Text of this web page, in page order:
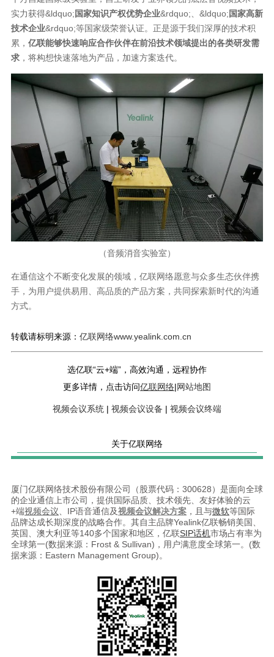
实力获得&ldquo;国家知识产权优势企业&rdquo;、&ldquo;国家高新
技术企业&rdquo;等国家级荣誉认证。正是源于我们深厚的技术积
累， 亿联能够快速响应合作伙伴在前沿技术领域提出的各类研发需
求 ，将构想快速落地为产品，加速方案迭代。
（音频消音实验室）
在通信这个不断变化发展的领域，亿联网络愿意与众多生态伙伴携
手，为用户提供易用、高品质的产品方案，共同探索新时代的沟通
方式。
转载请标明来源： 亿联网络www.yealink.com.cn
选亿联“云+端”，高效沟通，远程协作
更多详情，点击访问亿联网络|网站地图
视频会议系统 | 视频会议设备 | 视频会议终端
关于亿联网络
厦门亿联网络技术股份有限公司（股票代码：300628）是面向全球
的企业通信上市公司，提供国际品质、技术领先、友好体验的云
+端视频会议、IP语音通信及视频会议解决方案 ，且与微软等国际
品牌达成长期深度的战略合作。其自主品牌Yealink亿联畅销美国、
英国、澳大利亚等140多个国家和地区，亿联SIP话机市场占有率为
全球第一(数据来源：Frost & Sullivan)，用户满意度全球第一。(数
据来源：Eastern Management Group)。